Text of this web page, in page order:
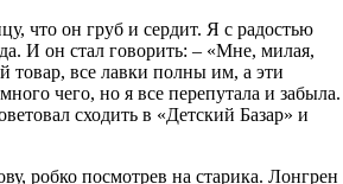
что он груб и сердит. Я с радостью
И он стал говорить: – «Мне, милая,
товар, все лавки полны им, а эти
чего, но я все перепутала и забыла.
сходить в «Детский Базар» и
робко посмотрев на старика. Лонгрен